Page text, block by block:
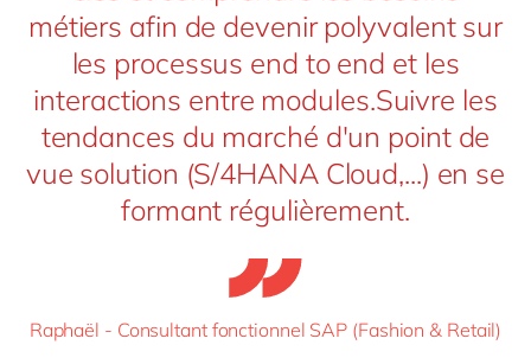
métiers afin de devenir polyvalent sur
les processus end to end et les
interactions entre modules.Suivre les
tendances du marché d'un point de
vue solution (S/4HANA Cloud,...) en se
formant régulièrement.
Raphaël - Consultant fonctionnel SAP (Fashion & Retail)